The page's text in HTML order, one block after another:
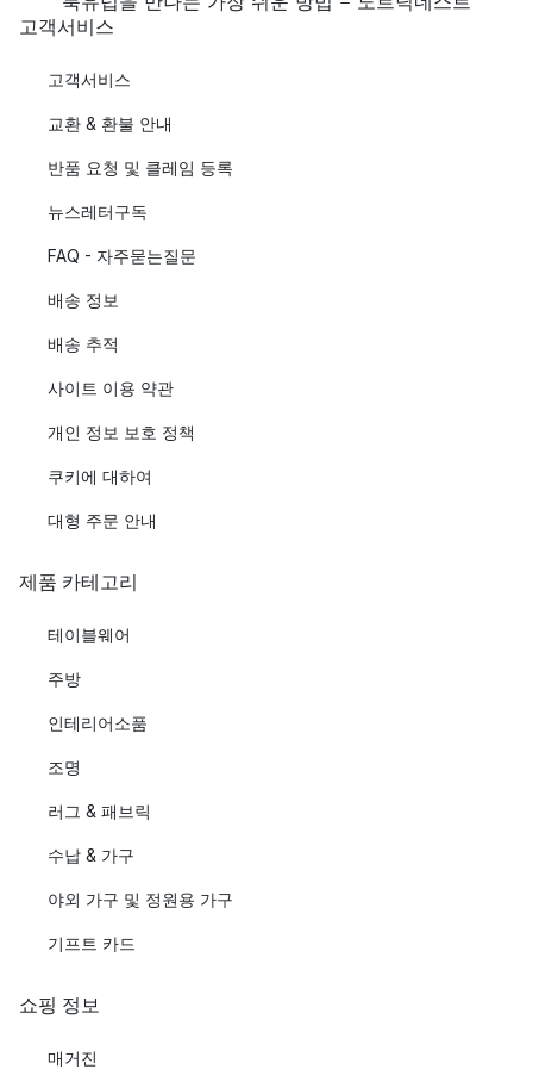
고객서비스
고객서비스
교환 & 환불 안내
반품 요청 및 클레임 등록
뉴스레터구독
FAQ - 자주묻는질문
배송 정보
배송 추적
사이트 이용 약관
개인 정보 보호 정책
쿠키에 대하여
대형 주문 안내
제품 카테고리
테이블웨어
주방
인테리어소품
조명
러그 & 패브릭
수납 & 가구
야외 가구 및 정원용 가구
기프트 카드
쇼핑 정보
매거진